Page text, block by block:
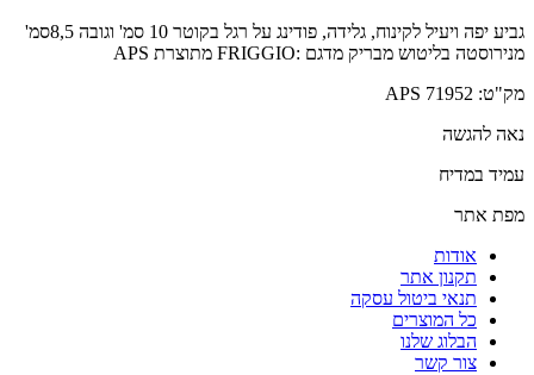
גביע יפה ויעיל לקינוח, גלידה, פודינג על רגל בקוטר 10 סמ' וגובה 8,5סמ'
מנירוסטה בליטוש מבריק מדגם :FRIGGIO מתוצרת APS
מק"ט: 71952 APS
נאה להגשה
עמיד במדיח
מפת אתר
אודות
תקנון אתר
תנאי ביטול עסקה
כל המוצרים
הבלוג שלנו
צור קשר